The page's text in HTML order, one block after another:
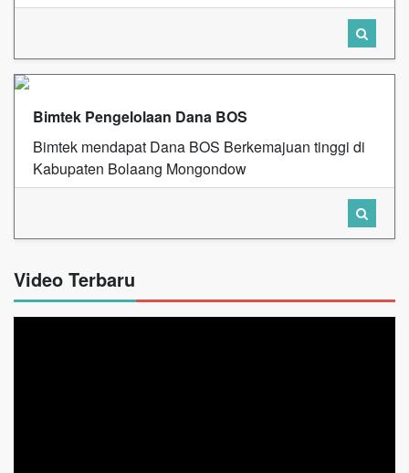
Bimtek Pengelolaan Dana BOS
Bimtek mendapat Dana BOS Berkemajuan tinggi di
Kabupaten Bolaang Mongondow
Video Terbaru